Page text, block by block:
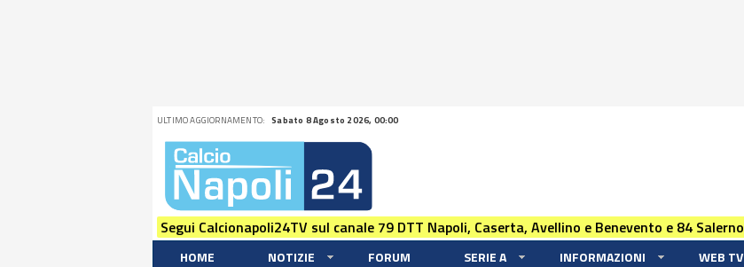
ULTIMO AGGIORNAMENTO: Sabato 8 Agosto 2026, 00:00
Segui Calcionapoli24TV sul canale 79 DTT Napoli, Caserta, Avellino e Benevento e 84 Salerno
HOME NOTIZIE FORUM SERIE A INFORMAZIONI WEB TV